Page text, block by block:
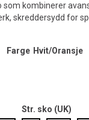
som kombinerer
skreddersydd for
Farge Hvit/Oransje
Str. sko (UK)